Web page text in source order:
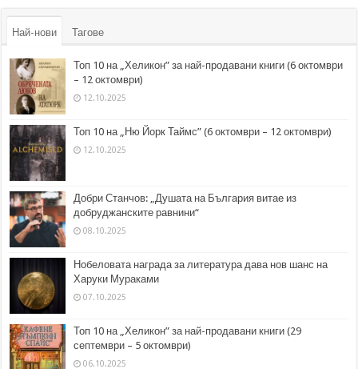
Най-нови Тагове
Топ 10 на „Хеликон” за най-продавани книги (6 октомври
– 12 октомври)
12.10.2025
Топ 10 на „Ню Йорк Таймс” (6 октомври – 12 октомври)
12.10.2025
Добри Станчов: „Душата на България витае из
добруджанските равнини“
08.10.2025
Нобеловата награда за литература дава нов шанс на
Харуки Мураками
07.10.2025
Топ 10 на „Хеликон” за най-продавани книги (29
септември – 5 октомври)
06.10.2025